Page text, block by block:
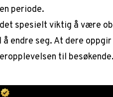
periode.
spesielt viktig å være
endre seg. At dere
til